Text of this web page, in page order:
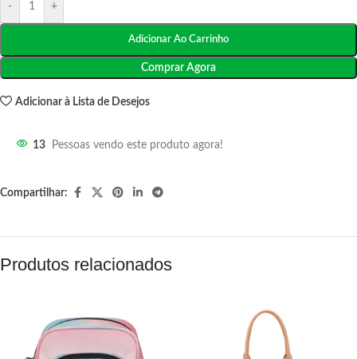
- +
Adicionar Ao Carrinho
Comprar Agora
Adicionar à Lista de Desejos
13 Pessoas vendo este produto agora!
Compartilhar:
Produtos relacionados